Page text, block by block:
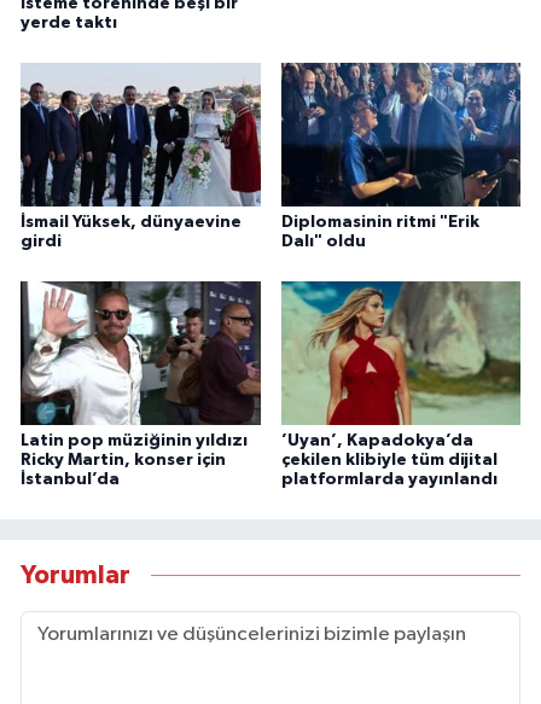
isteme töreninde beşi bir
yerde taktı
İsmail Yüksek, dünyaevine
girdi
Diplomasinin ritmi "Erik
Dalı" oldu
Latin pop müziğinin yıldızı
Ricky Martin, konser için
İstanbul’da
’Uyan’, Kapadokya’da
çekilen klibiyle tüm dijital
platformlarda yayınlandı
Yorumlar